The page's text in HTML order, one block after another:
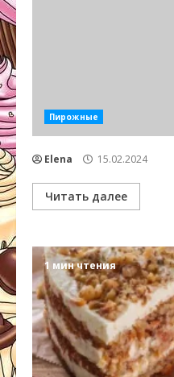
Пирожные
Elena 15.02.2024
Читать далее
1 мин чтения